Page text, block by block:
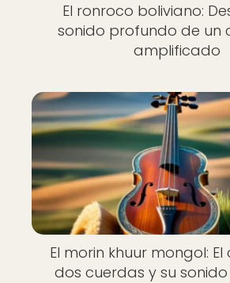
El ronroco boliviano:
sonido profundo de un
amplificado
El morin khuur mongol:
dos cuerdas y su